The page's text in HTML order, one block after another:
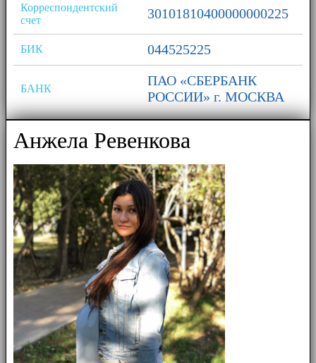
Корреспондентский
счет
30101810400000000225
БИК 044525225
БАНК
ПАО «СБЕРБАНК
РОССИИ» г. МОСКВА
Анжела Ревенкова